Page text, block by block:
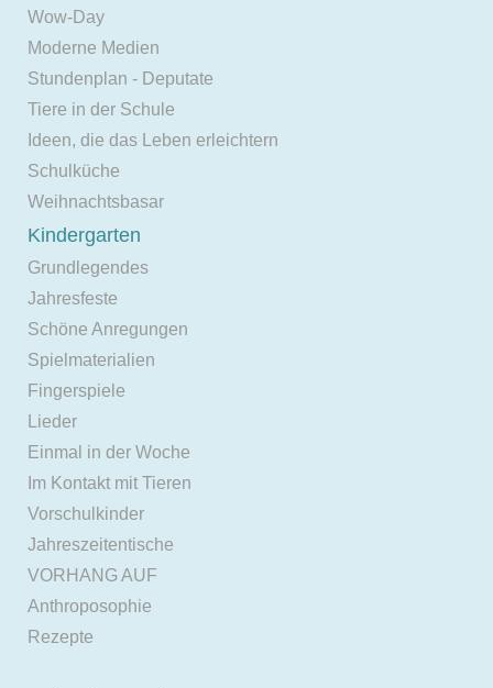
Wow-Day
Moderne Medien
Stundenplan - Deputate
Tiere in der Schule
Ideen, die das Leben erleichtern
Schulküche
Weihnachtsbasar
Kindergarten
Grundlegendes
Jahresfeste
Schöne Anregungen
Spielmaterialien
Fingerspiele
Lieder
Einmal in der Woche
Im Kontakt mit Tieren
Vorschulkinder
Jahreszeitentische
VORHANG AUF
Anthroposophie
Rezepte